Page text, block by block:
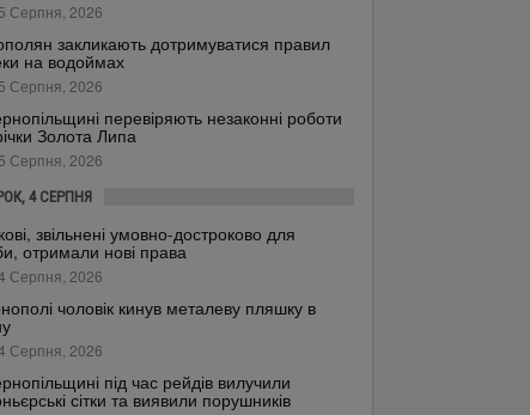
Серпня, 2026
закликають дотримуватися правил
на водоймах
Серпня, 2026
перевіряють незаконні роботи
Золота Липа
Серпня, 2026
4 СЕРПНЯ
звільнені умовно-достроково для
отримали нові права
Серпня, 2026
чоловік кинув металеву пляшку в
Серпня, 2026
під час рейдів вилучили
сітки та виявили порушників